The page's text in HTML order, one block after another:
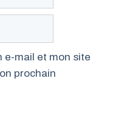
e-mail et mon site
prochain